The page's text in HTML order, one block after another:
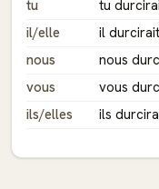
tu
tu
il/elle
il durcirait
nous
nous
vous
vous
ils/elles
ils